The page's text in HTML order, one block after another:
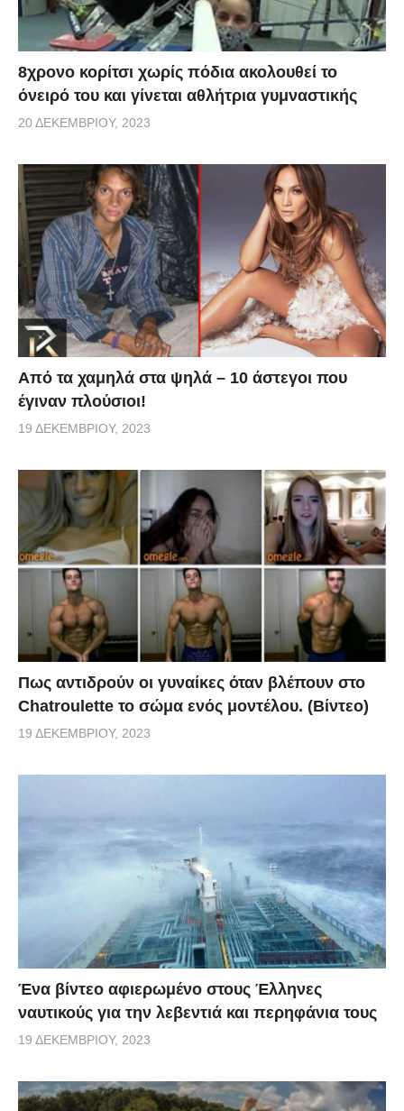
8χρονο κορίτσι χωρίς πόδια ακολουθεί το
όνειρό του και γίνεται αθλήτρια γυμναστικής
20 ΔΕΚΕΜΒΡΊΟΥ, 2023
Από τα χαμηλά στα ψηλά – 10 άστεγοι που
έγιναν πλούσιοι!
19 ΔΕΚΕΜΒΡΊΟΥ, 2023
Πως αντιδρούν οι γυναίκες όταν βλέπουν στο
Chatroulette το σώμα ενός μοντέλου. (Βίντεο)
19 ΔΕΚΕΜΒΡΊΟΥ, 2023
Ένα βίντεο αφιερωμένο στους Έλληνες
ναυτικούς για την λεβεντιά και περηφάνια τους
19 ΔΕΚΕΜΒΡΊΟΥ, 2023